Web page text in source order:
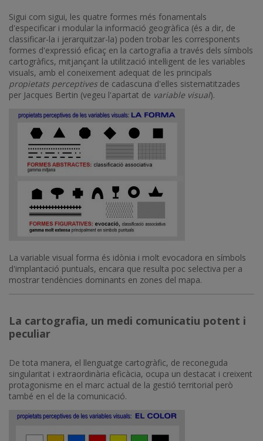
Sigui com sigui, les quatre formes més fonamentals
d'especificar i modular la informació geogràfica (és a dir, de
classificar-la i jerarquitzar-la) poden trobar les corresponents
formes d'expressió eficaç en la cartografia a través dels símbols
cartogràfics, mitjançant la utilització intel·ligent de les variables
visuals, amb el coneixement adequat de les principals
propietats perceptives de cadascuna d'elles sistematitzades
per Jacques Bertin (vegeu l'apartat de variable visual).
Imatge
La variable visual forma és idònia i molt evocadora en símbols
d'implantació puntuals, encara que resulta poc selectiva per a
mostrar tendències dominants en zones del mapa.
La cartografia, un medi comunicatiu potent i
peculiar
De tota manera, el llenguatge cartogràfic, de reconeguda
singularitat i extraordinària eficàcia, ocupa un destacat i creixent
protagonisme en el marc actual de la gestió territorial però
també en el de la comunicació.
Imatge